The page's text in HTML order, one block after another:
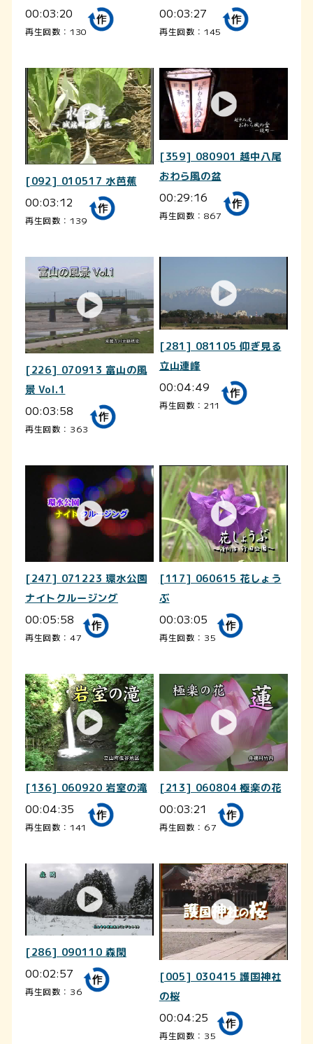
00:03:20
再生回数：130
00:03:27
再生回数：145
[092] 010517 水芭蕉
00:03:12
再生回数：139
[359] 080901 越中八尾
おわら風の盆
00:29:16
再生回数：867
[226] 070913 富山の風
景 Vol.1
00:03:58
再生回数：363
[281] 081105 仰ぎ見る
立山連峰
00:04:49
再生回数：211
[247] 071223 環水公園
ナイトクルージング
00:05:58
再生回数：47
[117] 060615 花しょう
ぶ
00:03:05
再生回数：35
[136] 060920 岩室の滝
00:04:35
再生回数：141
[213] 060804 極楽の花
00:03:21
再生回数：67
[286] 090110 森閑
00:02:57
再生回数：36
[005] 030415 護国神社
の桜
00:04:25
再生回数：35